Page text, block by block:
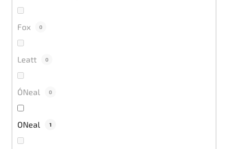
Fox 0
Leatt 0
O´Neal 0
ONeal 1